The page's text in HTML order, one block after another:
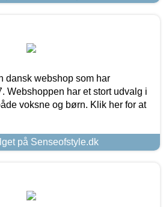
dansk webshop som har
Webshoppen har et stort udvalg i
voksne og børn. Klik her for at
på Senseofstyle.dk